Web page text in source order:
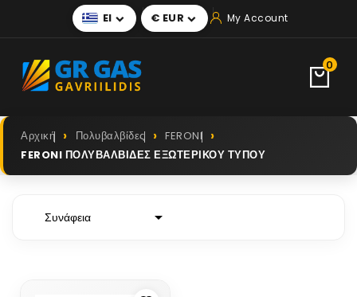
El  € EUR  My Account
0
Αρχική Πολυβαλβίδες
FERONI
FERONI ΠΟΛΥΒΑΛΒΙΔΕΣ ΕΞΩΤΕΡΙΚΟΥ ΤΥΠΟΥ
Συνάφεια 